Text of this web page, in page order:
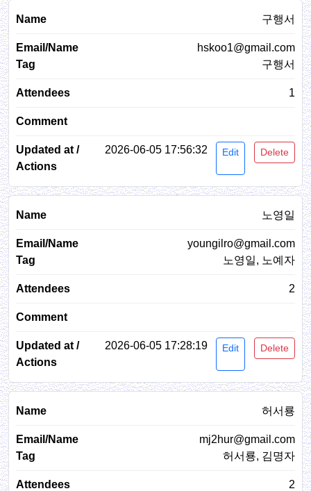
구행서
hskoo1@gmail.com
구행서
1
2026-06-05 17:56:32 Edit Delete
노영일
youngilro@gmail.com
노영일, 노예자
2
2026-06-05 17:28:19 Edit Delete
허서룡
mj2hur@gmail.com
허서룡, 김명자
2